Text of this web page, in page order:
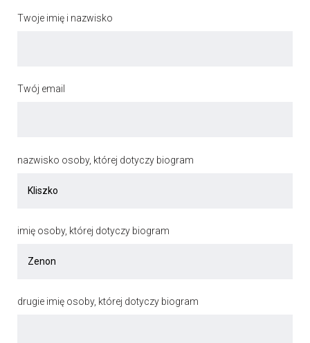
Twoje imię i nazwisko
Twój email
nazwisko osoby, której dotyczy biogram
imię osoby, której dotyczy biogram
drugie imię osoby, której dotyczy biogram